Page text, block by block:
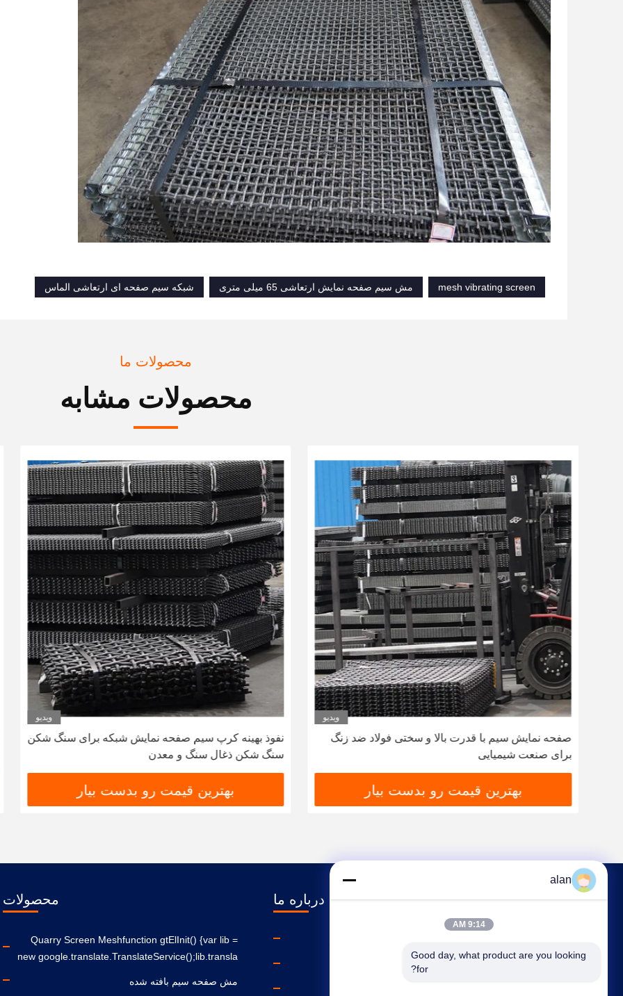
mesh vibrating screen
مش سیم صفحه نمایش ارتعاشی 65 میلی متری شبکه سیم صفحه ای ارتعاشی الماس
محصولات ما
محصولات مشابه
ویدیو
صفحه نمایش سیم با قدرت بالا و سختی فولاد ضد زنگ
برای صنعت شیمیایی
بهترین قیمت رو بدست بیار
ویدیو
نفوذ بهینه کرپ سیم صفحه نمایش شبکه برای سنگ شکن
سنگ شکن ذغال سنگ و معدن
بهترین قیمت رو بدست بیار
درباره ما محصولات
Quarry Screen Meshfunction gtElInit() {var lib =
new google.translate.TranslateService();lib.transla
مش صفحه سیم بافته شده
alan
9:14 AM
Good day, what product are you looking
for?